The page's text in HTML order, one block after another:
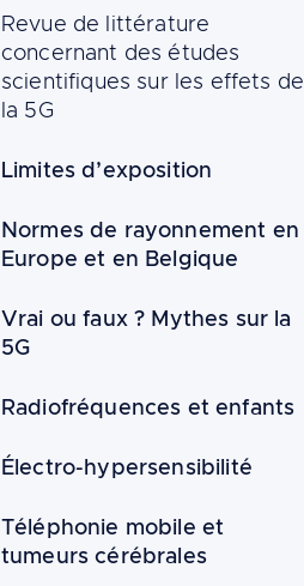
Revue de littérature
concernant des études
scientifiques sur les effets de
la 5G
Limites d’exposition
Normes de rayonnement en
Europe et en Belgique
Vrai ou faux ? Mythes sur la
5G
Radiofréquences et enfants
Électro-hypersensibilité
Téléphonie mobile et
tumeurs cérébrales